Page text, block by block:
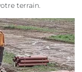
terrain.